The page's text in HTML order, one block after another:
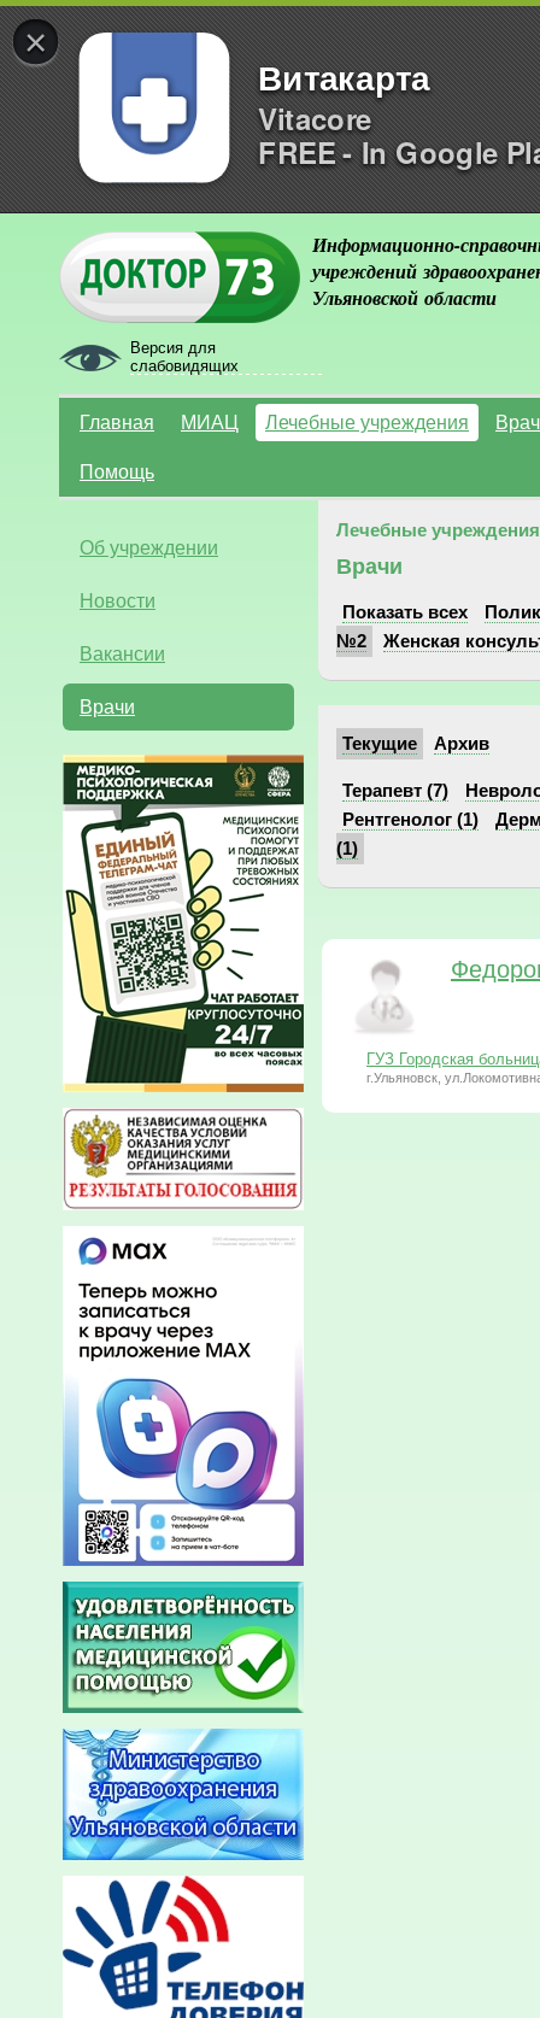
×
Витакарта
Vitacore
FREE - In Google
Версия для
слабовидящих
Информационно-
учреждений
Ульяновской области
Главная МИАЦ Лечебные учреждения
Помощь
Об учреждении
Новости
Вакансии
Врачи
Лечебные учреждения
Врачи
Показать всех
№2
Женская
Текущие Архив
Терапевт (7)
Рентгенолог (1)
(1)
ГУЗ Городская
г.Ульяновск,